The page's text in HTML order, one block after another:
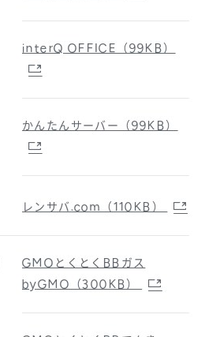
interQ OFFICE（99KB）
かんたんサーバー（99KB）
レンサバ.com（110KB）
GMOとくとくBBガス
byGMO（300KB）